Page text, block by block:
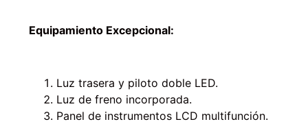
Equipamiento Excepcional:
Luz trasera y piloto doble LED.
Luz de freno incorporada.
Panel de instrumentos LCD multifunción.